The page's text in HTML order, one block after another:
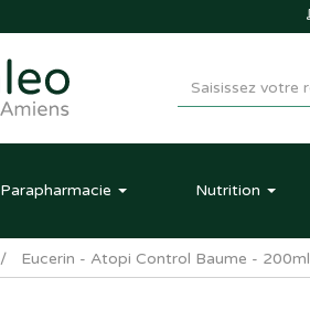
Parapharmacie Nutrition
Eucerin - Atopi Control Baume - 200ml